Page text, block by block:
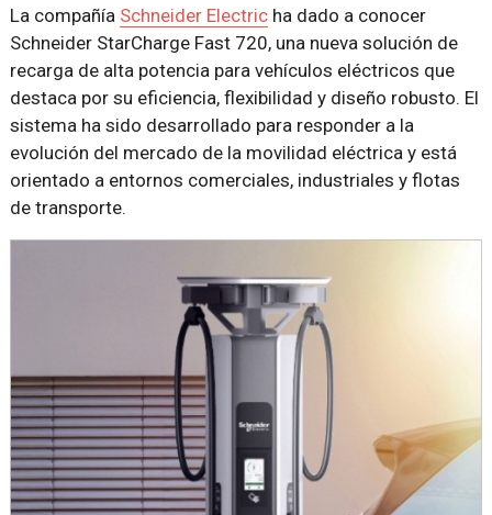
La compañía Schneider Electricha dado a conocer
Schneider StarCharge Fast 720, una nueva solución de
recarga de alta potencia para vehículos eléctricos que
destaca por su eficiencia, flexibilidad y diseño robusto. El
sistema ha sido desarrollado para responder a la
evolución del mercado de la movilidad eléctrica y está
orientado a entornos comerciales, industriales y flotas
de transporte.